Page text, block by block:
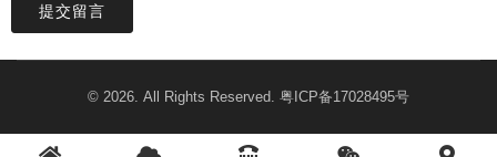
提交留言
© 2026. All Rights Reserved. 粤ICP备17028495号